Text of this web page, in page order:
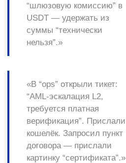
“шлюзовую комиссию” в
USDT — удержать из
суммы “технически
нельзя”.»
«В “ops” открыли тикет:
“AML-эскалация L2,
требуется платная
верификация”. Прислали
кошелёк. Запросил пункт
договора — прислали
картинку “сертификата”.»